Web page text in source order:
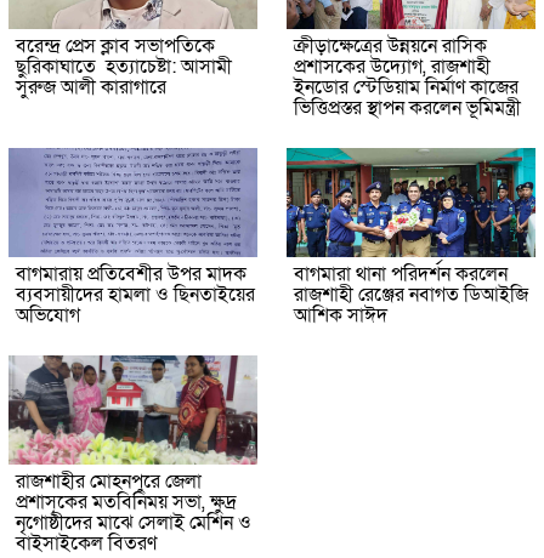
বরেন্দ্র প্রেস ক্লাব সভাপতিকে
ছুরিকাঘাতে হত্যাচেষ্টা: আসামী
সুরুজ আলী কারাগারে
ক্রীড়াক্ষেত্রের উন্নয়নে রাসিক
প্রশাসকের উদ্যোগ, রাজশাহী
ইনডোর স্টেডিয়াম নির্মাণ কাজের
ভিত্তিপ্রস্তর স্থাপন করলেন ভূমিমন্ত্রী
বাগমারায় প্রতিবেশীর উপর মাদক
ব্যবসায়ীদের হামলা ও ছিনতাইয়ের
অভিযোগ
বাগমারা থানা পরিদর্শন করলেন
রাজশাহী রেঞ্জের নবাগত ডিআইজি
আশিক সাঈদ
রাজশাহীর মোহনপুরে জেলা
প্রশাসকের মতবিনিময় সভা, ক্ষুদ্র
নৃগোষ্ঠীদের মাঝে সেলাই মেশিন ও
বাইসাইকেল বিতরণ